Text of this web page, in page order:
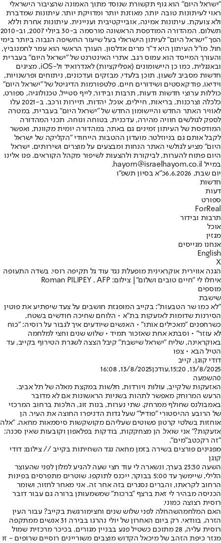
"ישראל היום" הוא גוף תקשורת שנוסד מתוך האמונה שהציבור הישראלי
ראוי לעיתונות טובה יותר, מאוזנת יותר ומדויקת יותר. עיתונות שמדברת
ולא צועקת. עיתונות אמינה, אובייקטיבית ועניינית. עיתונות אחרת וללא
תשלום. המהדורה המודפסת הראשונה פורסמה ב-30 ביולי 2007, וב-2010
הפך "ישראל היום" לעיתון הישראלי בעל שיעור החשיפה הגבוה ביותר בימי
חול. מו"ל העיתון היא ד"ר מרים אדלסון. העורך הראשי הוא עמר לחמנוביץ,
והעורך המייסד הוא עמוס רגב. אתרי האינטרנט של "ישראל היום" בעברית
ובאנגלית, כמו כן היישומונים (אפליקציות) לאנדרואיד ול-iOS, מציגים
חדשות מסביב לשעון, תוכן בלעדי, מבזקים ועדכונים, ניתוחים ופרשנויות,
וידיאו, פודקאסטים ושידורים חיים. פלטפורמות הדיגיטל של "ישראל היום"
כוללות ערוצי חדשות ודעות, תרבות ובידור, לייף סטייל, טכנולוגיה, ספורט,
כלכלה וצרכנות, בריאות, חיילים, אוכל, יהדות, תיירות ורכב. ב-2021 עלו
לאוויר האתר החדש והיישומון החדש של "ישראל היום" בעברית, במטרה
לספק לגולשים חוויה מהירה, עדכנית, בטוחה ונוחה. תכני המהדורה
המודפסת של העיתון זמינים גם באתר, במהדורה יומית מקוונת, ואפשר
לקבל אותם גם בניוזלטר. מועדון ההטבות הייחודי "הקליקה של ישראל
היום" מציע לגולשי האתר הנחות ומבצעים על מוצרים ושירותים. ישראל
היום פתוח להערות, לביקורת ולהצעות לשיפור מקהל הקוראים. פנו אלינו
במייל hayom@israelhayom.co.il.
יום שבת, 6.6.2026
כ"א בסיון תשפ"ו
חדשות
דעות
ספורט
ForReal
תרבות ובידור
אוכל
מגזין
אנחנו מגייסים
English
X
הגנה אווירית אוקראינית מופעלת נגד עוד גל תקיפה רוסי. בשדה התעופה
איחלו לי "חיים טובים ושלום"| צילום: Roman PILIPEY , AFP
מוספים
שישבת
"לא כמו שר הטבעות": בקייב המופגזת חושבים על צעד שיפתיע את פוטין
הסירנות שדומות לאזעקות בת"א • הלוחם שחיכה חודשים בשטח,
כשרחפנים "מאכילים אותו" • האנשים שיודעים איך לגבור על רוסיה: "כוח
לא עוזר" • וסבתא אחת שאזכור תמיד • שלוש שנים וחצי למלחמה
באוקראינה, שליח "ישראל שישבת" קיבל הצצה לשגרת הטירוף בקייב, עד
הטיל הבא • צפו
דודי קוגן, קייב
13/8/2025, 15:20
,עודכן13/8/2025, 16:08
0השמעה
האזעקות שלקייב, עולות ויורדות, חלשות במקצת מאלה של תל אביב.
הרעש המרוחק מאפשר לתהות בשניות הראשונות אם לא מדובר
באמבולנס שחולף ממרחק. שתי נערות, בנות זוג, הולכות ברחוב המרכזי
של הרובע ההיסטורי "פודיל" שעל גדות הדניפרו החוצה את העיר. הן
אוחזות בשלטי קרטון פשוטים שעליהם מקושקשות סיסמאות מחאה. "אלה
אזעקות?" אני שואל. הן מצחקקות, בודקות בפלאפון וקובעות שאין סכנה:
"זה רקכטב"מים".
מפגינים פורצים בשירה בזמן מחאה נגד השחיתות בקייב // צילום: דודי
קוגן
השעה 23:30 בערך, ונשארה לי עוד חצי שעה להגיע למלון לפני שהעוצר
הלילי, שיימשך עד 5:00 בבוקר, ייכנס לתוקפו. שוטרים מתפרסים בפינות
הרחוב לקראתו, והברים נסגרים בזה אחר זה. אני מאחר לחזור, ושומר
הכניסה מבהיר לי זאת ברצף "ברכות" שמשמעותן ברורה גם עבור דובר
רוסית רצוצה כמוני.
האם המלחמהשהחלה לפני שלוש שנים וחצימורגשת בקייב? עבור העין
הזרה, בוודאי. רק ביום האחרון של יולי נהרגו בבירה 31 אנשים ממתקפה
רוסית עליה, 28 מתוכם כשטיל פגע בבניין מגורים. בכיכר מרכזית שמול
מנזר כיפת הזהב של מיכאל הקדוש מוצבים משוריינים רוסיים שרופים - זו